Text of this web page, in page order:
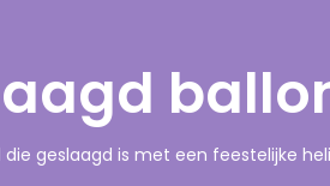
die geslaagd is met een feestelijke